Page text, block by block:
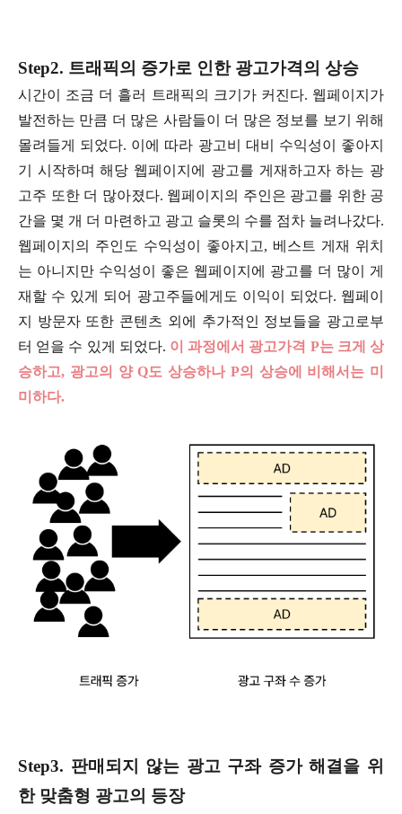
Step2. 트래픽의 증가로 인한 광고가격의 상승
시간이 조금 더 흘러 트래픽의 크기가 커진다. 웹페이지가
발전하는 만큼 더 많은 사람들이 더 많은 정보를 보기 위해
몰려들게 되었다. 이에 따라 광고비 대비 수익성이 좋아지
기 시작하며 해당 웹페이지에 광고를 게재하고자 하는 광
고주 또한 더 많아졌다. 웹페이지의 주인은 광고를 위한 공
간을 몇 개 더 마련하고 광고 슬롯의 수를 점차 늘려나갔다.
웹페이지의 주인도 수익성이 좋아지고, 베스트 게재 위치
는 아니지만 수익성이 좋은 웹페이지에 광고를 더 많이 게
재할 수 있게 되어 광고주들에게도 이익이 되었다. 웹페이
지 방문자 또한 콘텐츠 외에 추가적인 정보들을 광고로부
터 얻을 수 있게 되었다. 이 과정에서 광고가격 P는 크게 상
승하고, 광고의 양 Q도 상승하나 P의 상승에 비해서는 미
미하다.
Step3. 판매되지 않는 광고 구좌 증가 해결을 위
한 맞춤형 광고의 등장